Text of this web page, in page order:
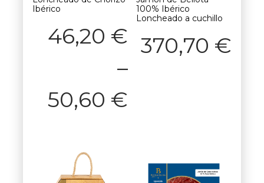
Ibérico
46,20 €
–
50,60 €
100% Ibérico
Loncheado a cuchillo
370,70 €